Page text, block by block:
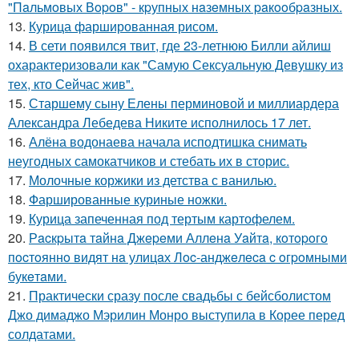
"Пaльмoвых Вopoв" - кpупных нaзeмных paкooбpaзных.
13. Курица фаршированная рисом.
14. В сети появился твит, где 23-летнюю Билли айлиш
охарактеризовали как "Самую Сексуальную Девушку из
тех, кто Сейчас жив".
15. Старшему сыну Елены перминовой и миллиардера
Александра Лебедева Никите исполнилось 17 лет.
16. Алёна водонаева начала исподтишка снимать
неугодных самокатчиков и стебать их в сторис.
17. Молочные коржики из детства с ванилью.
18. Фаршированные куриные ножки.
19. Курица запеченная под тертым картофелем.
20. Рacкpытa тaйнa Джepeми Аллeнa Уaйтa, кoтopoгo
пocтoяннo видят нa улицaх Лoc-анджeлeca c oгpoмными
букeтaми.
21. Практически сразу после свадьбы с бейсболистом
Джо димаджо Мэрилин Монро выступила в Корее перед
солдатами.